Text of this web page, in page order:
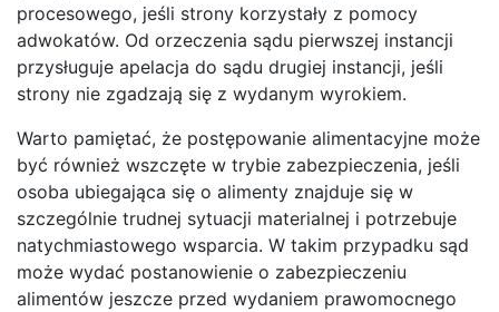
procesowego, jeśli strony korzystały z pomocy
adwokatów. Od orzeczenia sądu pierwszej instancji
przysługuje apelacja do sądu drugiej instancji, jeśli
strony nie zgadzają się z wydanym wyrokiem.
Warto pamiętać, że postępowanie alimentacyjne może
być również wszczęte w trybie zabezpieczenia, jeśli
osoba ubiegająca się o alimenty znajduje się w
szczególnie trudnej sytuacji materialnej i potrzebuje
natychmiastowego wsparcia. W takim przypadku sąd
może wydać postanowienie o zabezpieczeniu
alimentów jeszcze przed wydaniem prawomocnego